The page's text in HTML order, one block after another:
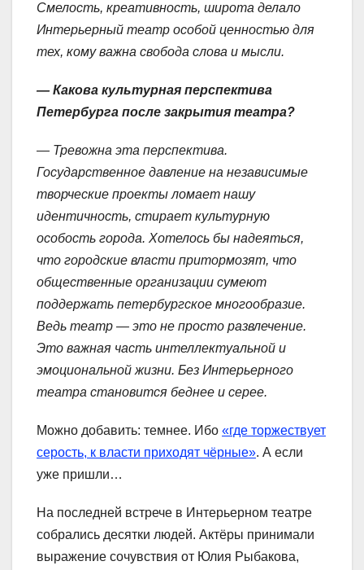
Смелость, креативность, широта делало
Интерьерный театр особой ценностью для
тех, кому важна свобода слова и мысли.
— Какова культурная перспектива
Петербурга после закрытия театра?
— Тревожна эта перспектива.
Государственное давление на независимые
творческие проекты ломает нашу
идентичность, стирает культурную
особость города. Хотелось бы надеяться,
что городские власти притормозят, что
общественные организации сумеют
поддержать петербургское многообразие.
Ведь театр — это не просто развлечение.
Это важная часть интеллектуальной и
эмоциональной жизни. Без Интерьерного
театра становится беднее и серее.
Можно добавить: темнее. Ибо «где торжествует
серость, к власти приходят чёрные». А если
уже пришли…
На последней встрече в Интерьерном театре
собрались десятки людей. Актёры принимали
выражение сочувствия от Юлия Рыбакова,